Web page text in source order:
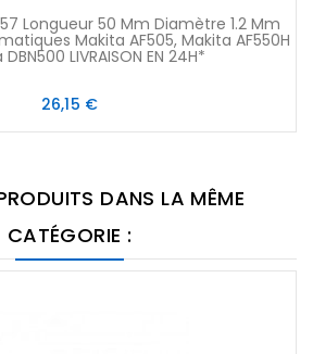
Longueur 50 Mm Diamètre 1.2 Mm
Makita AF505, Makita AF550H
LIVRAISON EN 24H*
26,15 €Prix
DANS LA MÊME
CATÉGORIE :